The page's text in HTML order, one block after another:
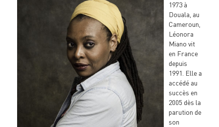
1973 à
Douala, au
Cameroun,
Léonora
Miano vit
en France
depuis
1991. Elle a
accédé au
succès en
2005 dès la
parution de
son